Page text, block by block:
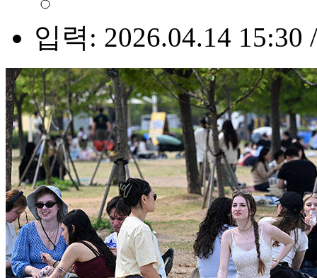
입력: 2026.04.14 15:30